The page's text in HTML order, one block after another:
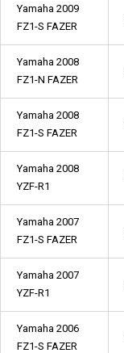
Yamaha 2009
FZ1-S FAZER
Yamaha 2008
FZ1-N FAZER
Yamaha 2008
FZ1-S FAZER
Yamaha 2008
YZF-R1
Yamaha 2007
FZ1-S FAZER
Yamaha 2007
YZF-R1
Yamaha 2006
FZ1-S FAZER